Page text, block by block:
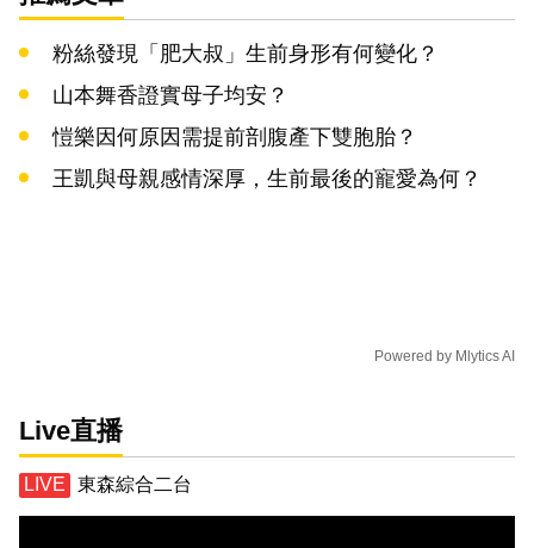
粉絲發現「肥大叔」生前身形有何變化？
山本舞香證實母子均安？
愷樂因何原因需提前剖腹產下雙胞胎？
王凱與母親感情深厚，生前最後的寵愛為何？
Powered by Mlytics AI
Live直播
東森綜合二台